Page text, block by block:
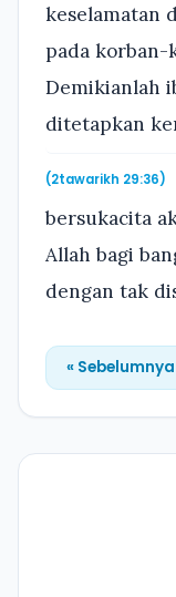
keselamatan
pada korban-
Demikianlah
ditetapkan
(2tawarikh 29:36)
bersukacita
Allah bagi
dengan tak
« Sebelumnya